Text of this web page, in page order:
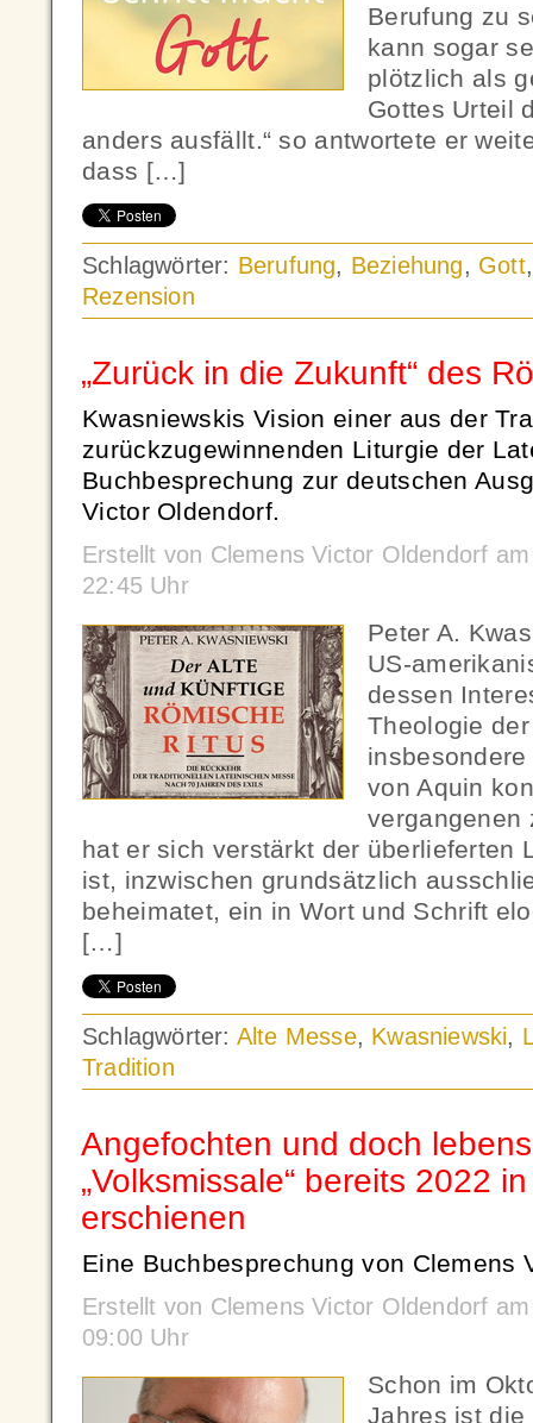
Berufung zu
kann sogar
plötzlich als
Gottes Urteil
anders ausfällt.“ so antwortete er
dass […]
Schlagwörter: Berufung, Beziehung, Gott
Rezension
„Zurück in die Zukunft“ des
Kwasniewskis Vision einer aus der
zurückzugewinnenden Liturgie der
Buchbesprechung zur deutschen
Victor Oldendorf.
Erstellt von Clemens Victor Oldendorf
22:45 Uhr
Peter A.
US-
dessen
Theologie
von Aquin
vergangenen
hat er sich verstärkt der überlieferten
ist, inzwischen grundsätzlich
beheimatet, ein in Wort und Schrift
[…]
Schlagwörter: Alte Messe, Kwasniewski,
Tradition
Angefochten und doch
„Volksmissale“ bereits 2022
erschienen
Eine Buchbesprechung von Clemens
Erstellt von Clemens Victor Oldendorf
09:00 Uhr
Schon im
Jahres ist die